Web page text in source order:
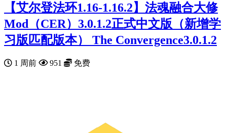
【艾尔登法环1.16-1.16.2】法魂融合大修
Mod（CER）3.0.1.2正式中文版（新增学
习版匹配版本） The Convergence3.0.1.2
1 周前 951 免费